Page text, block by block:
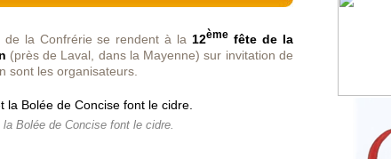
la Confrérie se rendent à la 12ème fête de la
(près de Laval, dans la Mayenne) sur invitation de
sont les organisateurs.
Bolée de Concise font le cidre.